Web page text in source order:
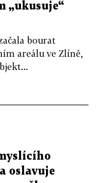
„ukusuje“
bourat
areálu ve Zlíně,
oslavuje